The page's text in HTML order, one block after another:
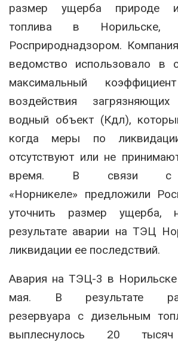
размер ущерба природе
топлива в Норильске,
Росприроднадзором.
ведомство использовало в
максимальный
воздействия
водный объект (Кдл),
когда меры по
отсутствуют или не
время. В связи
«Норникеле» предложили
уточнить размер ущерба,
результате аварии на ТЭЦ
ликвидации ее последствий.
Авария на ТЭЦ-3 в
мая. В результате
резервуара с дизельным
выплеснулось 20 тысяч